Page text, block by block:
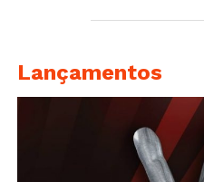
Lançamentos